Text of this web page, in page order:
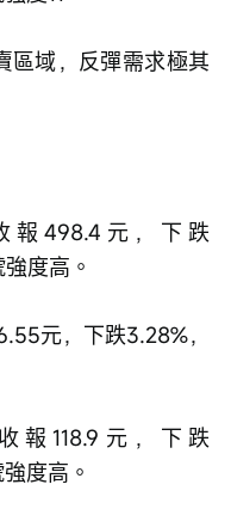
區域，反彈需求極其
報498.4元，下跌
度高。
元，下跌3.28%，
報118.9元，下跌
度高。